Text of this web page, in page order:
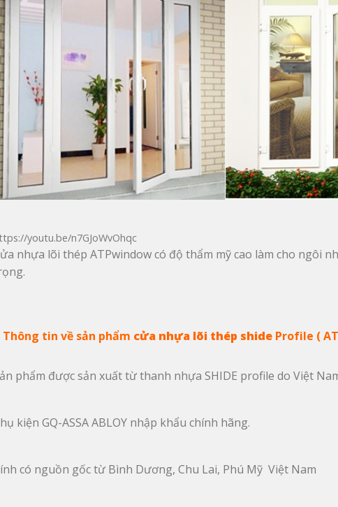
nhựa lõi thép ATPwindow có độ thẩm mỹ cao làm cho ngôi
Thông tin về sản phẩm cửa nhựa lõi thép shide Profile (
phẩm được sản xuất từ thanh nhựa SHIDE profile do Việt
kiện GQ-ASSA ABLOY nhập khẩu chính hãng.
có nguồn gốc từ Bình Dương, Chu Lai, Phú Mỹ  Việt Nam